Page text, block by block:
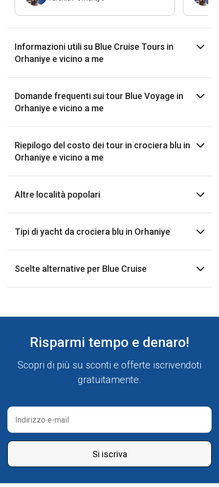
Informazioni utili su Blue Cruise Tours in
Orhaniye e vicino a me
Domande frequenti sui tour Blue Voyage in
Orhaniye e vicino a me
Riepilogo del costo dei tour in crociera blu in
Orhaniye e vicino a me
Altre località popolari
Tipi di yacht da crociera blu in Orhaniye
Scelte alternative per Blue Cruise
Risparmi tempo e denaro!
Scopri di più su sconti e offerte iscrivendoti
gratuitamente.
Si iscriva